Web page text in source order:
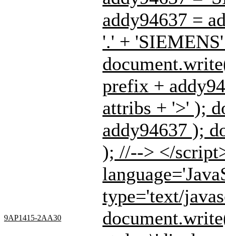
9AP1415-2AA30
addy94637 =
'.' +
prefix +
attribs + '>' );
addy94637 );
); //--> </
type='text/